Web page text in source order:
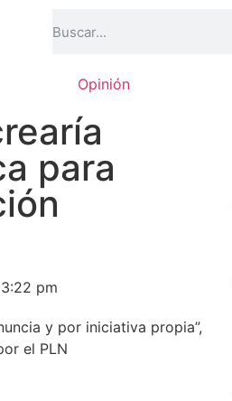
Opinión
para
3:22 pm
y por iniciativa propia”,
el PLN